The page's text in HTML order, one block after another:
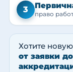
3 право
Хотите
от заявки